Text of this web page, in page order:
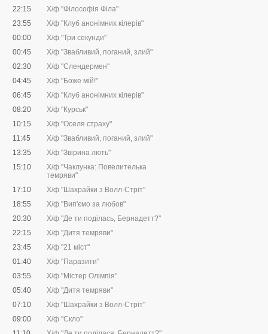
22:15
Х/ф "Філософія Філа"
23:55
Х/ф "Клуб анонімних кілерів"
00:00
Х/ф "Три секунди"
00:45
Х/ф "Звабливий, поганий, злий"
02:30
Х/ф "Слендермен"
04:45
Х/ф "Боже мій!"
06:45
Х/ф "Клуб анонімних кілерів"
08:20
Х/ф "Курськ"
10:15
Х/ф "Оселя страху"
11:45
Х/ф "Звабливий, поганий, злий"
13:35
Х/ф "Звірина лють"
15:10
Х/ф "Чаклунка: Повелителька
темряви"
17:10
Х/ф "Шахрайки з Волл-Стріт"
18:55
Х/ф "Вип'ємо за любов"
20:30
Х/ф "Де ти поділась, Бернадетт?"
22:15
Х/ф "Дитя темряви"
23:45
Х/ф "21 міст"
01:40
Х/ф "Паразити"
03:55
Х/ф "Містер Олімпія"
05:40
Х/ф "Дитя темряви"
07:10
Х/ф "Шахрайки з Волл-Стріт"
09:00
Х/ф "Скло"